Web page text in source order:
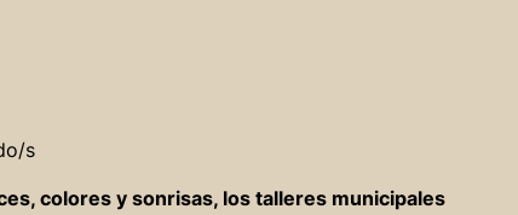
s
colores y sonrisas, los talleres municipales